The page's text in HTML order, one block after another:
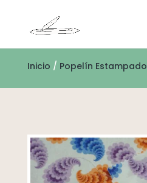
Inicio / Popelín Estampado